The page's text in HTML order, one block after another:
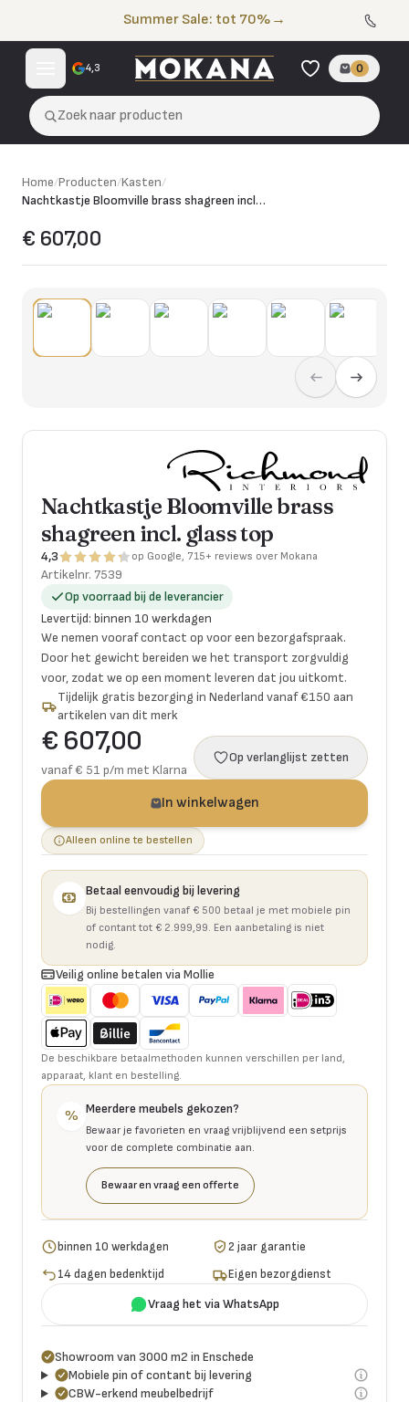
Summer Sale: tot 70% →
4,3 0
Zoek naar producten
Home/Producten/Kasten/
Nachtkastje Bloomville brass shagreen incl. glass top
€ 607,00
Nachtkastje Bloomville brass
shagreen incl. glass top
4,3 op Google, 715+ reviews over Mokana
Artikelnr. 7539
Op voorraad bij de leverancier
Levertijd: binnen 10 werkdagen
We nemen vooraf contact op voor een bezorgafspraak.
Door het gewicht bereiden we het transport zorgvuldig
voor, zodat we op een moment leveren dat jou uitkomt.
Tijdelijk gratis bezorging in Nederland vanaf €150 aan
artikelen van dit merk
€ 607,00
vanaf € 51 p/m met Klarna
Op verlanglijst zetten
In winkelwagen
Alleen online te bestellen
Betaal eenvoudig bij levering
Bij bestellingen vanaf € 500 betaal je met mobiele pin
of contant tot € 2.999,99. Een aanbetaling is niet
nodig.
Veilig online betalen via Mollie
De beschikbare betaalmethoden kunnen verschillen per land,
apparaat, klant en bestelling.
% Meerdere meubels gekozen?
Bewaar je favorieten en vraag vrijblijvend een setprijs
voor de complete combinatie aan.
Bewaar en vraag een offerte
binnen 10 werkdagen
2 jaar garantie
14 dagen bedenktijd
Eigen bezorgdienst
Vraag het via WhatsApp
Showroom van 3000 m2 in Enschede
Mobiele pin of contant bij levering
CBW-erkend meubelbedrijf